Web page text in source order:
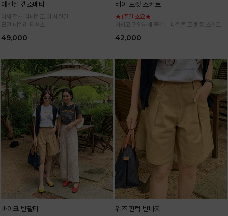
에센셜 캡소매티
어깨 절개 디테일로 더 세련된
모던 데일리 티셔츠
49,000
베이 포켓 스커트
★1주일 소요★
가볍고 편안하게 즐기는 나일론 포켓 롱 스커트
42,000
바이크 반팔티 위즈 핀턱 반바지